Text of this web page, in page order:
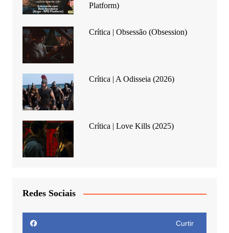
Platform)
Crítica | Obsessão (Obsession)
Crítica | A Odisseia (2026)
Crítica | Love Kills (2025)
Redes Sociais
Curtir